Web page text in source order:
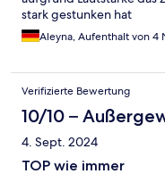
stark gestunken hat
Aleyna, Aufenthalt von 4
Verifizierte Bewertung
10/10 –
4. Sept. 2024
TOP wie immer